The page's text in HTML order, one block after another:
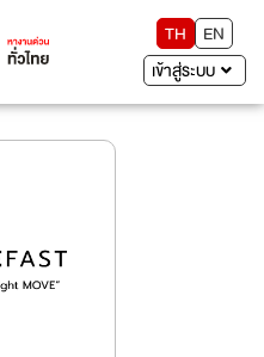
TH
EN
เข้าสู่ระบบ